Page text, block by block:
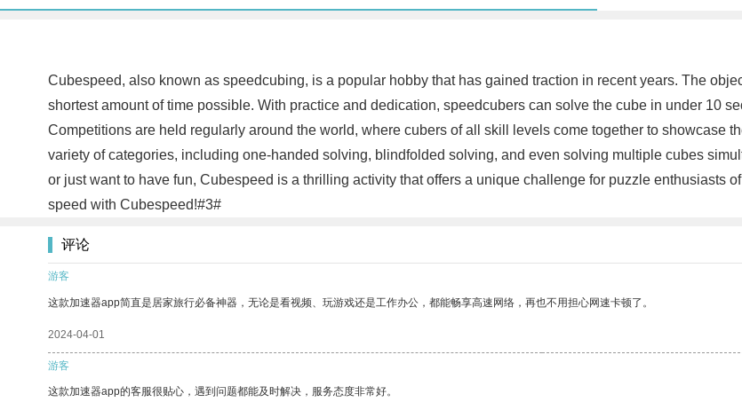
Cubespeed, also known as speedcubing, is a popular hobby that has gained traction in recent years. The
shortest amount of time possible. With practice and dedication, speedcubers can solve the cube in under 10
Competitions are held regularly around the world, where cubers of all skill levels come together to showcase
variety of categories, including one-handed solving, blindfolded solving, and even solving multiple cubes
or just want to have fun, Cubespeed is a thrilling activity that offers a unique challenge for puzzle enthusiasts
speed with Cubespeed!#3#
评论
游客
这款加速器app简直是居家旅行必备神器，无论是看视频、玩游戏还是工作办公，都能畅享高速网络，再也不用担心网速卡顿了。
2024-04-01
游客
这款加速器app的客服很贴心，遇到问题都能及时解决，服务态度非常好。